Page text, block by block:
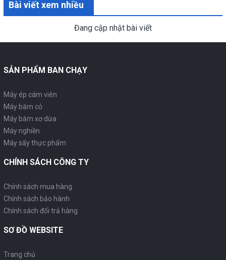
Bài viết xem nhiều
Đang cập nhật bài viết
SẢN PHẨM BAN CHẠY
Máy ép cám viên
Máy băm cỏ
Máy băm xơ dừa
Máy nghiền
Máy sấy thực phẩm
CHÍNH SÁCH CÔNG TY
Chính sách mua hàng
Chính sách bảo hành
Chính sách đổi trả hàng
SƠ ĐỒ WEBSITE
Trang chủ